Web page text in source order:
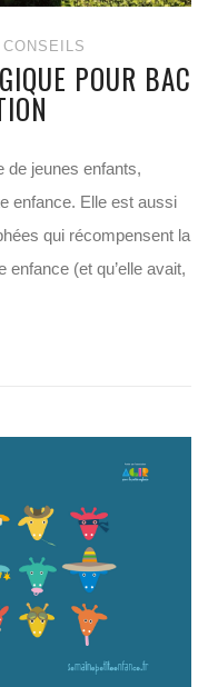
CONSEILS
POUR BAC
de jeunes enfants,
enfance. Elle est aussi
qui récompensent la
(et qu’elle avait,